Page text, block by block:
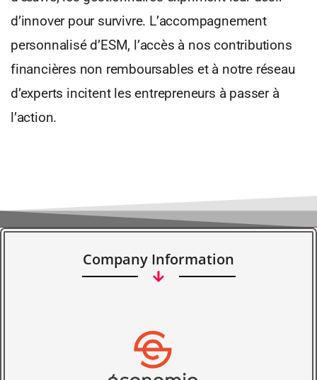
d’innover pour survivre. L’accompagnement
personnalisé d’ESM, l’accès à nos contributions
financières non remboursables et à notre réseau
d’experts incitent les entrepreneurs à passer à
l’action.
Company Information